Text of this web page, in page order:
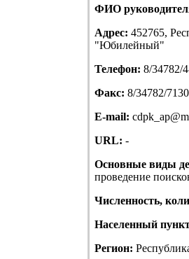
ФИО
Адрес: 452765,
"Юбилейный"
Телефон: 8/34782/
Факс: 8/34782/
E-mail:
URL: -
Основные виды
проведение
Численность,
Населенный
Регион: